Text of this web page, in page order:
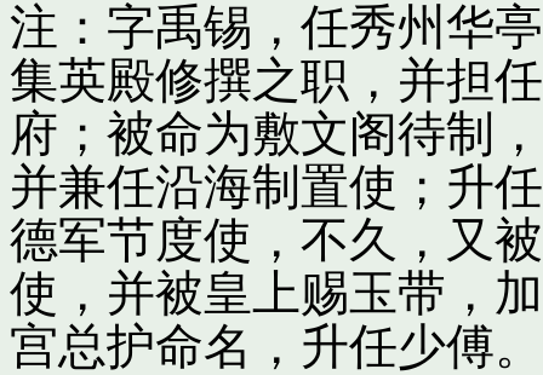
注：字禹锡，任秀州华
集英殿修撰之职，并担
府；被命为敷文阁待制
并兼任沿海制置使；升
德军节度使，不久，又
使，并被皇上赐玉带，
宫总护命名，升任少傅